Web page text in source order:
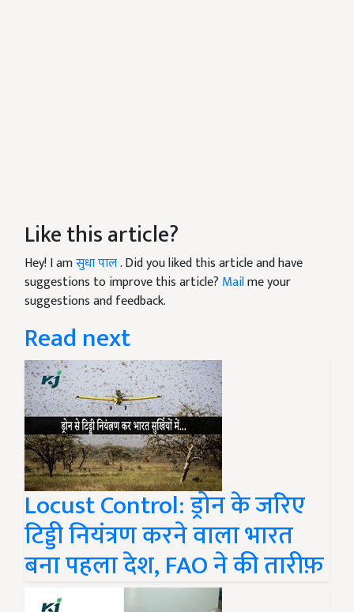
Like this article?
Hey! I amसुधा पाल. Did you liked this article and have
suggestions to improve this article? Mailme your
suggestions and feedback.
Read next
Locust Control: ड्रोन के जरिए
टिड्डी नियंत्रण करने वाला भारत
बना पहला देश, FAO ने की तारीफ़